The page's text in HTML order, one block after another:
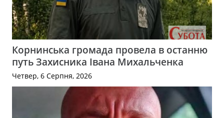
Корнинська громада провела в останню
путь Захисника Івана Михальченка
Четвер, 6 Серпня, 2026